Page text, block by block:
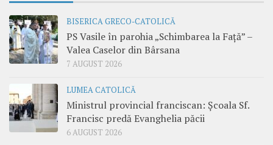
BISERICA GRECO-CATOLICĂ
PS Vasile în parohia „Schimbarea la Față” –
Valea Caselor din Bârsana
7 AUGUST 2026
LUMEA CATOLICĂ
Ministrul provincial franciscan: Școala Sf.
Francisc predă Evanghelia păcii
6 AUGUST 2026